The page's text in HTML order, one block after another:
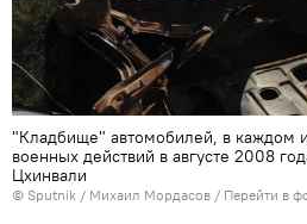
"Кладбище" автомобилей, в каждом
военных действий в августе 2008
Цхинвали
© Sputnik / Михаил Мордасов / Перейти в